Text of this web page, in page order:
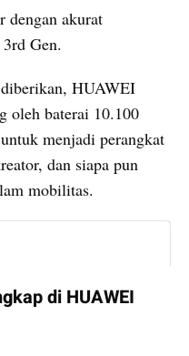
dengan akurat
Gen.
HUAWEI
oleh baterai 10.100
menjadi perangkat
dan siapa pun
mobilitas.
di HUAWEI